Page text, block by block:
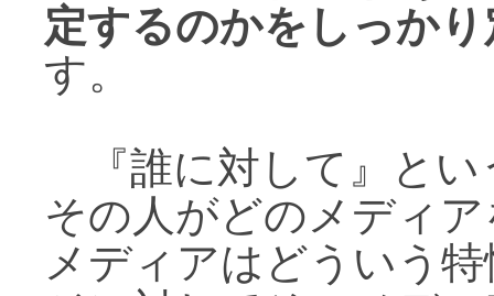
定するのかをしっか
す。
『誰に対して』とい
その人がどのメディ
メディアはどういう